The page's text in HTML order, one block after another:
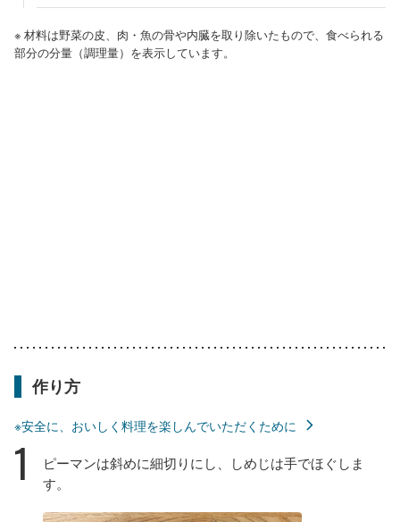
※ 材料は野菜の皮、肉・魚の骨や内臓を取り除いたもので、食べられる
部分の分量（調理量）を表示しています。
作り方
※安全に、おいしく料理を楽しんでいただくために
1
ピーマンは斜めに細切りにし、しめじは手でほぐしま
す。